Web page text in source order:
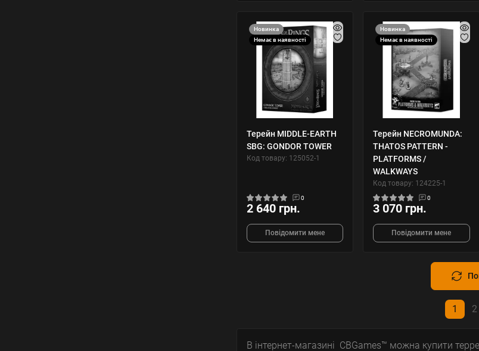
Новинка
Немає в наявності
Терейн MIDDLE-EARTH
SBG: GONDOR TOWER
Код товару: 125052-1
0
2 640 грн.
Повідомити мене
Новинка
Немає в наявності
Терейн NECROMUNDA:
THATOS PATTERN -
PLATFORMS /
WALKWAYS
Код товару: 124225-1
0
3 070 грн.
Повідомити мене
1 2
В інтернет-магазині CBGames™ можна купити